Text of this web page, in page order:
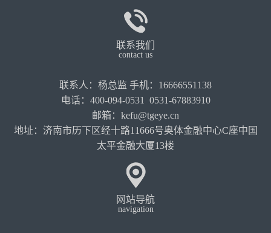
联系我们
contact us
联系人：杨总监 手机：16666551138
电话：400-094-0531 0531-67883910
邮箱：kefu@tgeye.cn
地址：济南市历下区经十路11666号奥体金融中心C座中国
太平金融大厦13楼
网站导航
navigation